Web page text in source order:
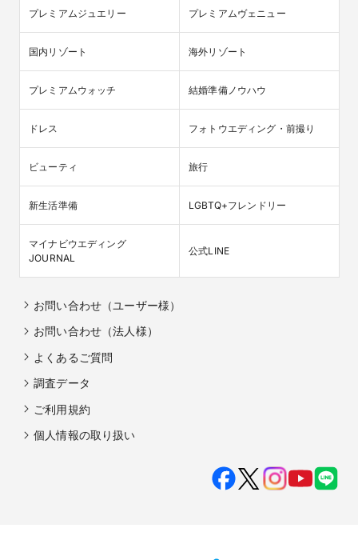
プレミアムジュエリー プレミアムヴェニュー
国内リゾート 海外リゾート
プレミアムウォッチ 結婚準備ノウハウ
ドレス フォトウエディング・前撮り
ビューティ 旅行
新生活準備 LGBTQ+フレンドリー
マイナビウエディング
JOURNAL
公式LINE
お問い合わせ（ユーザー様）
お問い合わせ（法人様）
よくあるご質問
調査データ
ご利用規約
個人情報の取り扱い